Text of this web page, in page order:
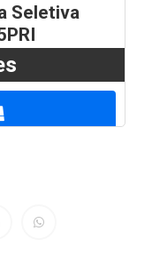
Seletiva